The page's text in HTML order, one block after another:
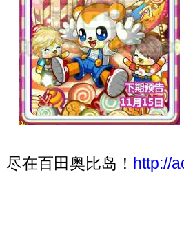
在百田奥比岛！ http://